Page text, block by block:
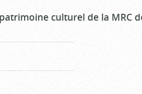
culturel de la MRC